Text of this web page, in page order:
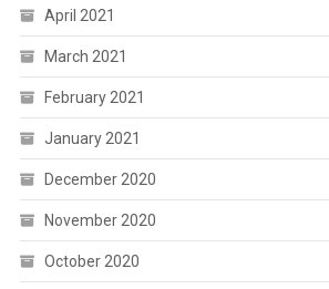
April 2021
March 2021
February 2021
January 2021
December 2020
November 2020
October 2020